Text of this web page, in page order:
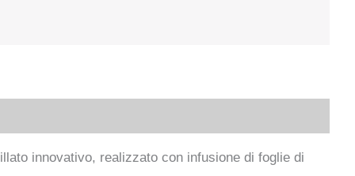
innovativo, realizzato con infusione di foglie di